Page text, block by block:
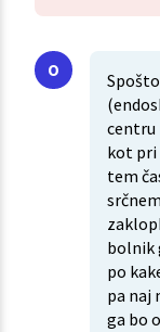
centru
kot pri
tem
bolnik
po
pa naj
ga bo